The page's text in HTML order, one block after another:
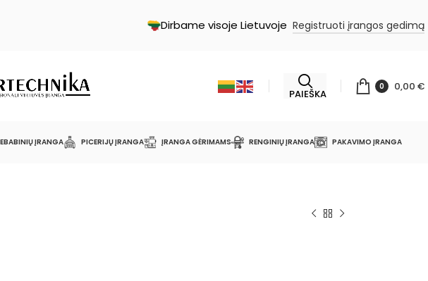
Dirbame visoje Lietuvoje Registruoti įrangos gedimą
PAIEŠKA
0 0,00 €
ĮRANGA PICERIJŲ ĮRANGA ĮRANGA GĖRIMAMS RENGINIŲ ĮRANGA PAKAVIMO ĮRANGA